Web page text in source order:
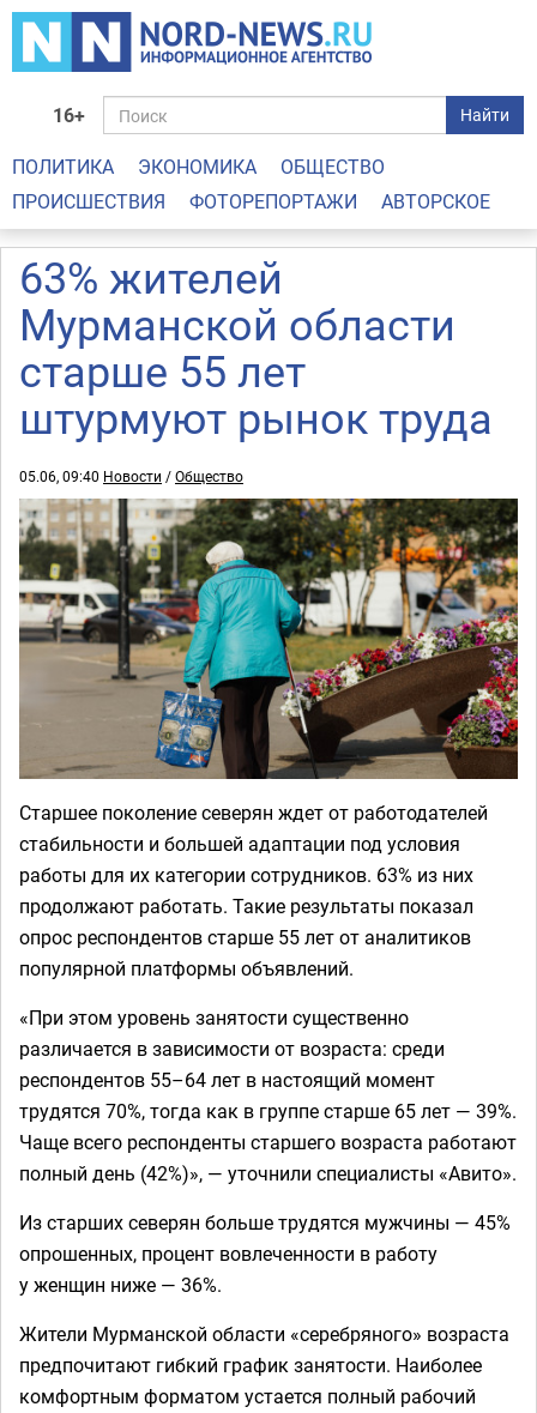
16+ Найти
ПОЛИТИКА ЭКОНОМИКА
ОБЩЕСТВО
ПРОИСШЕСТВИЯ
ФОТОРЕПОРТАЖИ АВТОРСКОЕ
63% жителей
Мурманской области
старше 55 лет
штурмуют рынок труда
05.06, 09:40 Новости /Общество
Старшее поколение северян ждет от работодателей
стабильности и большей адаптации под условия
работы для их категории сотрудников. 63% из них
продолжают работать. Такие результаты показал
опрос респондентов старше 55 лет от аналитиков
популярной платформы объявлений.
«При этом уровень занятости существенно
различается в зависимости от возраста: среди
респондентов 55–64 лет в настоящий момент
трудятся 70%, тогда как в группе старше 65 лет — 39%.
Чаще всего респонденты старшего возраста работают
полный день (42%)», — уточнили специалисты «Авито».
Из старших северян больше трудятся мужчины — 45%
опрошенных, процент вовлеченности в работу
у женщин ниже — 36%.
Жители Мурманской области «серебряного» возраста
предпочитают гибкий график занятости. Наиболее
комфортным форматом устается полный рабочий